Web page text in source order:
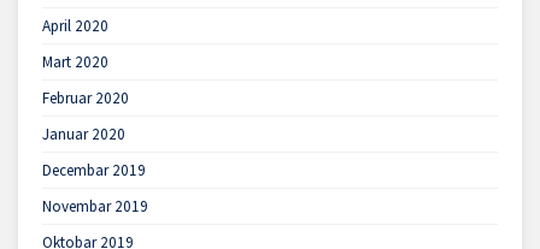
April 2020
Mart 2020
Februar 2020
Januar 2020
Decembar 2019
Novembar 2019
Oktobar 2019